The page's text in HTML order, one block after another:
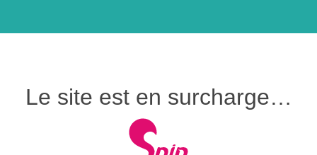
Le site est en surcharge…